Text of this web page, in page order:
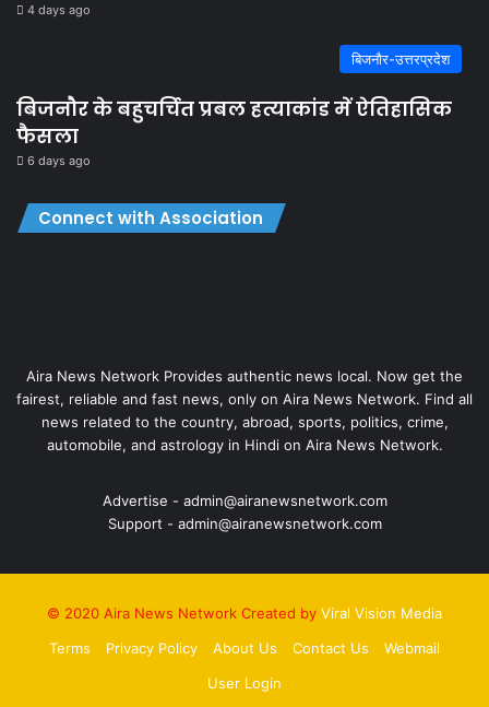
4 days ago
बिजनौर-उत्तरप्रदेश
बिजनौर के बहुचर्चित प्रबल हत्याकांड में ऐतिहासिक
फैसला
6 days ago
Connect with Association
Aira News Network Provides authentic news local. Now get the
fairest, reliable and fast news, only on Aira News Network. Find all
news related to the country, abroad, sports, politics, crime,
automobile, and astrology in Hindi on Aira News Network.
Advertise - admin@airanewsnetwork.com
Support - admin@airanewsnetwork.com
© 2020 Aira News Network Created by Viral Vision Media
Terms
Privacy Policy About Us Contact Us
Webmail
User Login